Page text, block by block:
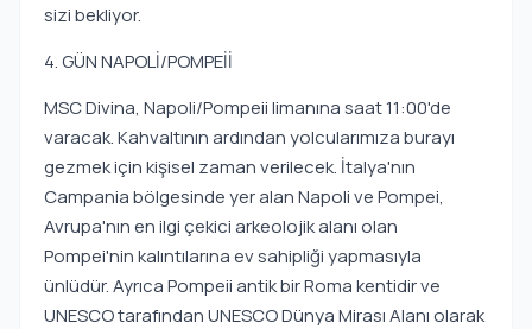
sizi bekliyor.
4. GÜN NAPOLİ/POMPEİİ
MSC Divina, Napoli/Pompeii limanına saat 11:00'de
varacak. Kahvaltının ardından yolcularımıza burayı
gezmek için kişisel zaman verilecek. İtalya'nın
Campania bölgesinde yer alan Napoli ve Pompei,
Avrupa'nın en ilgi çekici arkeolojik alanı olan
Pompei'nin kalıntılarına ev sahipliği yapmasıyla
ünlüdür. Ayrıca Pompeii antik bir Roma kentidir ve
UNESCO tarafından UNESCO Dünya Mirası Alanı olarak